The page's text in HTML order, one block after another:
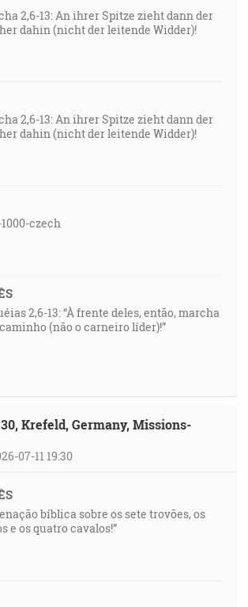
2,6-13: An ihrer Spitze zieht dann der
dahin (nicht der leitende Widder)!
2,6-13: An ihrer Spitze zieht dann der
dahin (nicht der leitende Widder)!
czech
2,6-13: “À frente deles, então, marcha
(não o carneiro líder)!”
Krefeld, Germany, Missions-
07-11 19:30
bíblica sobre os sete trovões, os
e os quatro cavalos!”